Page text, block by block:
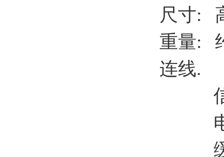
尺寸:
重量:
连线.
信号:
电
缓冲